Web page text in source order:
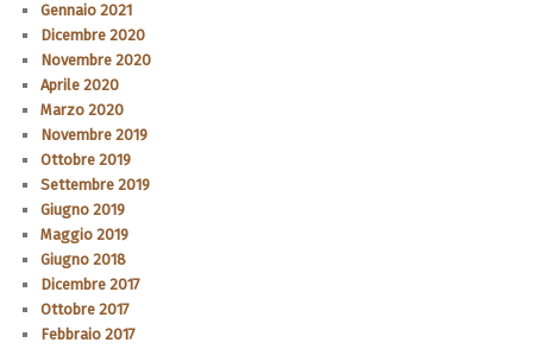
Gennaio 2021
Dicembre 2020
Novembre 2020
Aprile 2020
Marzo 2020
Novembre 2019
Ottobre 2019
Settembre 2019
Giugno 2019
Maggio 2019
Giugno 2018
Dicembre 2017
Ottobre 2017
Febbraio 2017